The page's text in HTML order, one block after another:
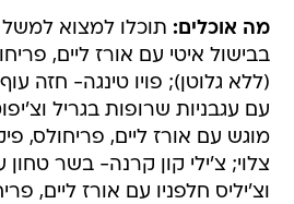
מה אוכלים: תוכלו למצוא
בבישול איטי עם אורז ליים,
(ללא גלוטן); פויו טינגה- חזה
עם עגבניות שרופות בגריל
מוגש עם אורז ליים, פריחולס,
צלוי; צ'ילי קון קרנה- בשר
וצ'יליס חלפניו עם אורז ליים,